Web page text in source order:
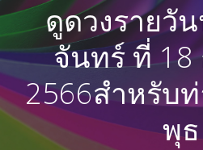
ดูดวงรายวั
จันทร์ ที่
2566สำหรับ
พุธ